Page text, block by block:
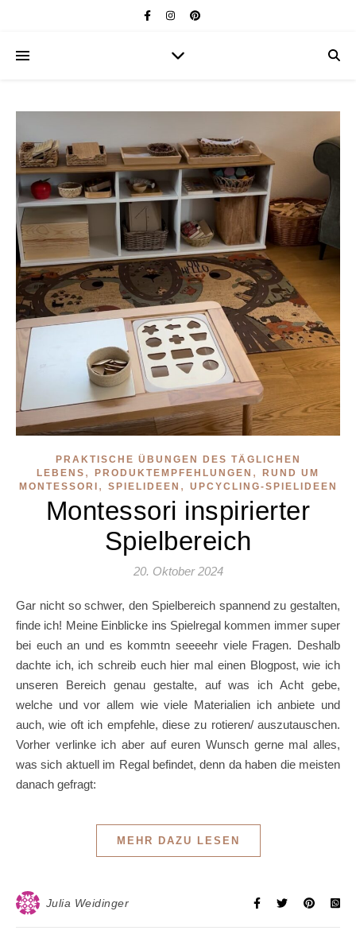
PRAKTISCHE ÜBUNGEN DES TÄGLICHEN
LEBENS , PRODUKTEMPFEHLUNGEN ,
RUND UM
MONTESSORI
, SPIELIDEEN , UPCYCLING-SPIELIDEEN
Montessori inspirierter
Spielbereich
20. Oktober 2024
Gar nicht so schwer, den Spielbereich spannend zu gestalten,
finde ich! Meine Einblicke ins Spielregal kommen immer super
bei euch an und es kommtn seeeehr viele Fragen. Deshalb
dachte ich, ich schreib euch hier mal einen Blogpost, wie ich
unseren Bereich genau gestalte, auf was ich Acht gebe,
welche und vor allem wie viele Materialien ich anbiete und
auch, wie oft ich empfehle, diese zu rotieren/ auszutauschen.
Vorher verlinke ich aber auf euren Wunsch gerne mal alles,
was sich aktuell im Regal befindet, denn da haben die meisten
danach gefragt:
MEHR DAZU LESEN
Julia Weidinger